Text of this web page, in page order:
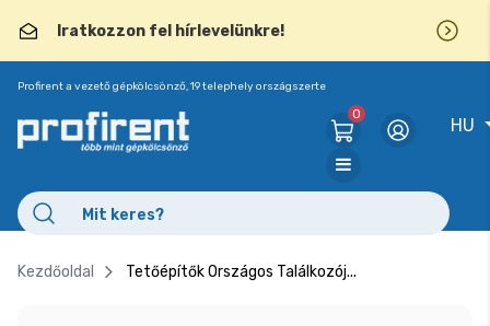
Iratkozzon fel hírlevelünkre!
Profirent a vezető gépkölcsönző, 19 telephely országszerte
0
HU
Kezdőoldal Tetőépítők Országos Találkozój...